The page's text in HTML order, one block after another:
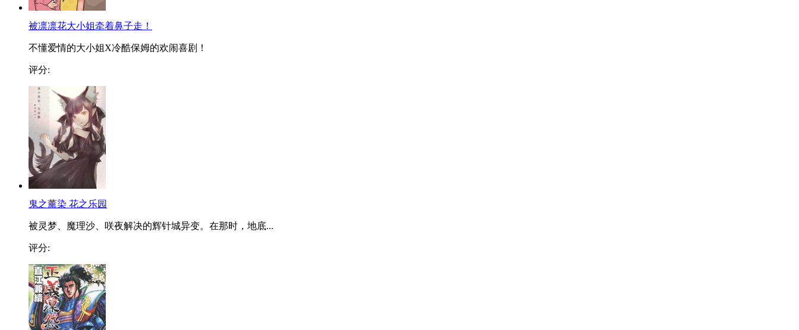
被凛凛花大小姐牵着鼻子走！
不懂爱情的大小姐X冷酷保姆的欢闹喜剧！
评分:
鬼之薰染 花之乐园
被灵梦、魔理沙、咲夜解决的辉针城异变。在那时，地底...
评分: